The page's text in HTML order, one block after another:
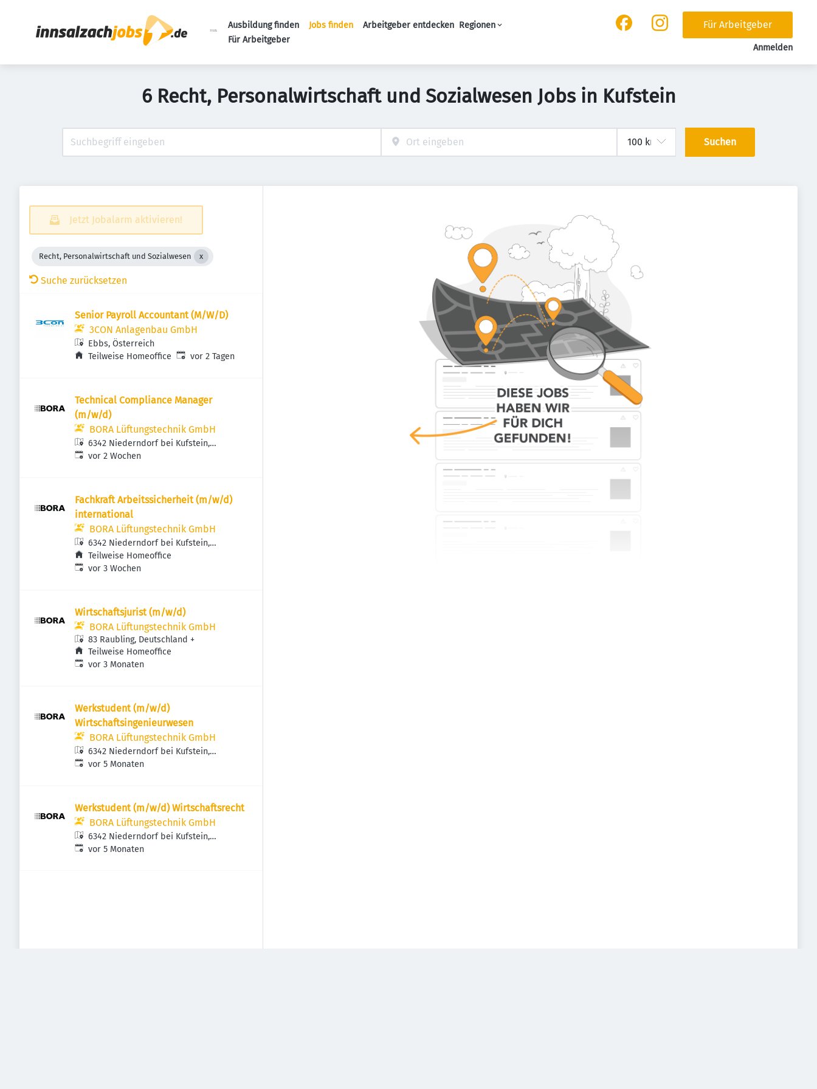
Ausbildung finden Jobs finden Arbeitgeber entdecken Regionen
Für Arbeitgeber
Für Arbeitgeber
Anmelden
6 Recht, Personalwirtschaft und Sozialwesen Jobs in Kufstein
Suchen
Jetzt Jobalarm aktivieren!
Recht, Personalwirtschaft und Sozialwesen
Suche zurücksetzen
Senior Payroll Accountant (M/W/D)
3CON Anlagenbau GmbH
Ebbs, Österreich
Teilweise Homeoffice Veröffentlicht:
vor 2 Tagen
Technical Compliance Manager
(m/w/d)
BORA Lüftungstechnik GmbH
6342 Niederndorf bei Kufstein,
Österreich
Veröffentlicht:
vor 2 Wochen
Fachkraft Arbeitssicherheit (m/w/d)
international
BORA Lüftungstechnik GmbH
6342 Niederndorf bei Kufstein,
Österreich
Teilweise Homeoffice
Veröffentlicht:
vor 3 Wochen
Wirtschaftsjurist (m/w/d)
BORA Lüftungstechnik GmbH
83 Raubling, Deutschland +
Teilweise Homeoffice
Veröffentlicht:
vor 3 Monaten
Werkstudent (m/w/d)
Wirtschaftsingenieurwesen
BORA Lüftungstechnik GmbH
6342 Niederndorf bei Kufstein,
Österreich
Veröffentlicht:
vor 5 Monaten
Werkstudent (m/w/d) Wirtschaftsrecht
BORA Lüftungstechnik GmbH
6342 Niederndorf bei Kufstein,
Österreich
Veröffentlicht:
vor 5 Monaten